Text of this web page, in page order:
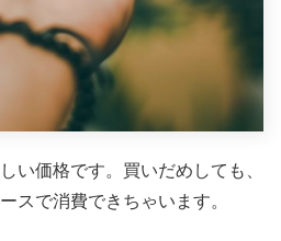
い価格です。買いだめしても、
スで消費できちゃいます。